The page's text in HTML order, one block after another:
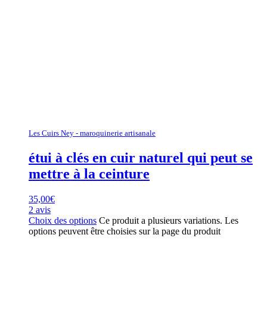
Les Cuirs Ney - maroquinerie artisanale
étui à clés en cuir naturel qui peut se
mettre à la ceinture
35,00€
2 avis
Choix des options Ce produit a plusieurs variations. Les
options peuvent être choisies sur la page du produit